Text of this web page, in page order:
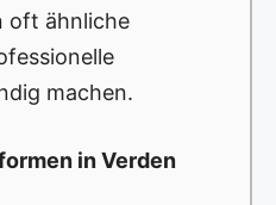
oft ähnliche
machen.
in Verden